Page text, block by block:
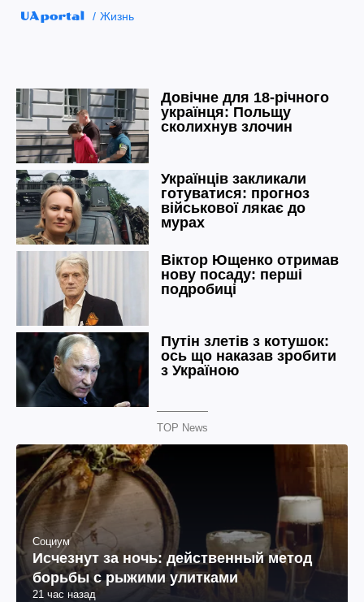
Жизнь
TOP News
Социум
Исчезнут за ночь: действенный метод
борьбы с рыжими улитками
21 час назад